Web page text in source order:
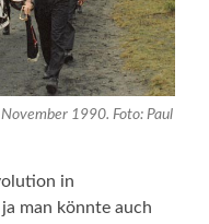
1990. Foto: Paul
in
man könnte auch